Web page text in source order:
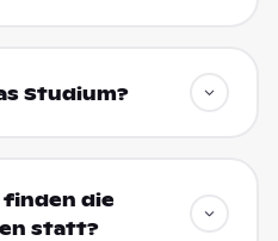
Studium?
finden die
statt?